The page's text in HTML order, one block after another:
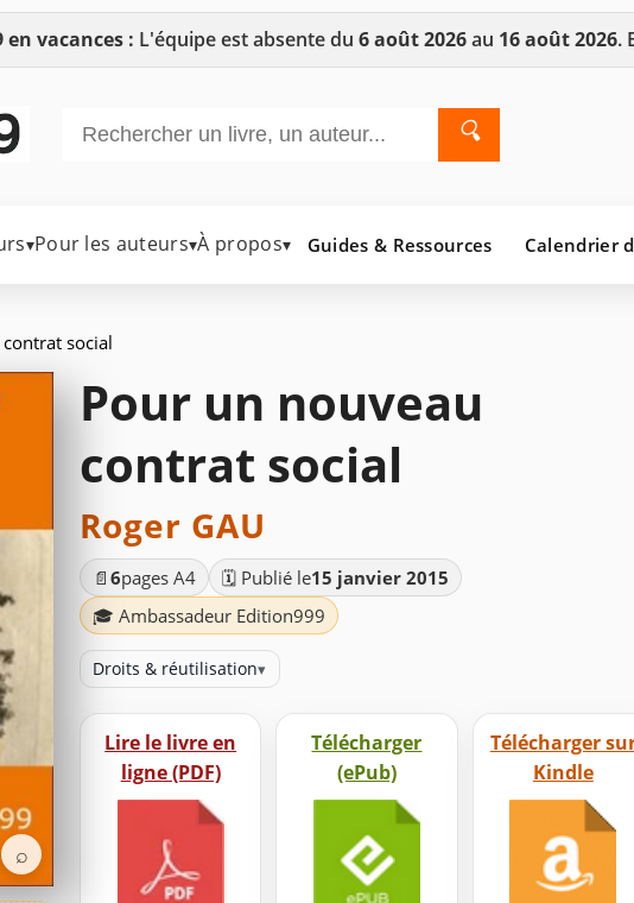
en vacances : L'équipe est absente du 6 août 2026au 16 août 2026.
🔍
▾Pour les auteurs▾À propos▾ Guides & Ressources Calendrier
social
⌕
Pour un nouveau
contrat social
Roger GAU
📄 6pages A4 🗓️ Publié le15 janvier 2015
🎓 Ambassadeur Edition999
Droits & réutilisation▾
Lire le livre en
ligne (PDF)
Télécharger
(ePub)
Télécharger
Kindle